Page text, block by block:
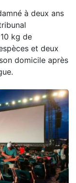
à deux ans
kg de
et deux
domicile après